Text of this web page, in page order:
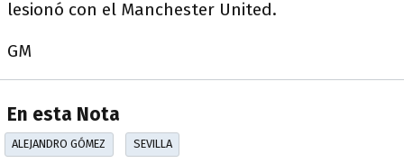
lesionó con el Manchester United.
GM
En esta Nota
ALEJANDRO GÓMEZ SEVILLA